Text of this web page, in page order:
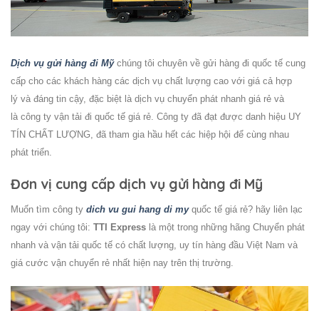
Dịch vụ gửi hàng đi Mỹchúng tôi chuyên về gửi hàng đi quốc tế cung
cấp cho các khách hàng các dịch vụ chất lượng cao với giá cả hợp
lý và đáng tin cậy, đặc biệt là dịch vụ chuyển phát nhanh giá rẻ và
là công ty vận tải đi quốc tế giá rẻ. Công ty đã đạt được danh hiệu UY
TÍN CHẤT LƯỢNG, đã tham gia hầu hết các hiệp hội để cùng nhau
phát triển.
Đơn vị cung cấp dịch vụ gửi hàng đi Mỹ
Muốn tìm công ty dich vu gui hang di myquốc tế giá rẻ? hãy liên lạc
ngay với chúng tôi: TTI Express là một trong những hãng Chuyển phát
nhanh và vận tải quốc tế có chất lượng, uy tín hàng đầu Việt Nam và
giá cước vận chuyển rẻ nhất hiện nay trên thị trường.